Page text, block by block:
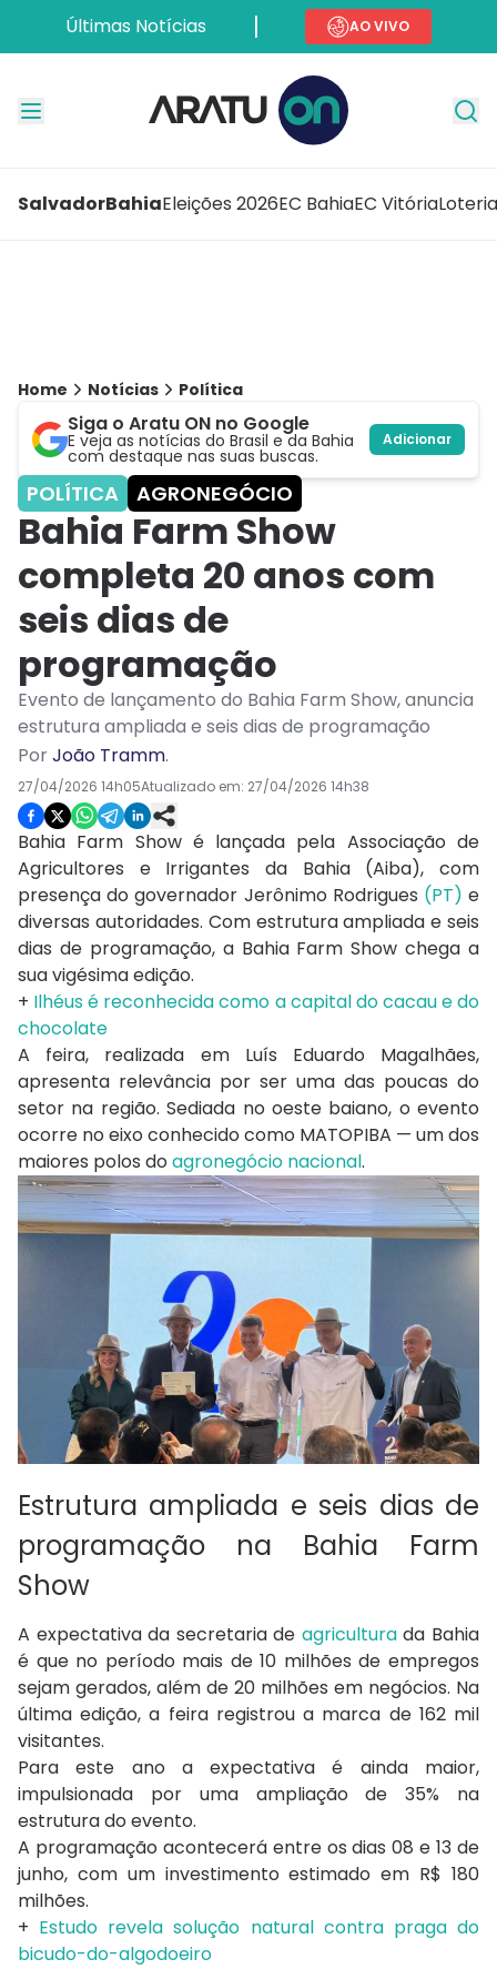
Últimas Notícias AO VIVO
SalvadorBahiaEleições 2026EC BahiaEC Vitória
Home Notícias Política
Siga o Aratu ON no Google
E veja as notícias do Brasil e da Bahia
com destaque nas suas buscas.
Adicionar
POLÍTICA AGRONEGÓCIO
Bahia Farm Show
completa 20 anos com
seis dias de
programação
Evento de lançamento do Bahia Farm Show, anuncia
estrutura ampliada e seis dias de programação
PorJoão Tramm.
27/04/2026 14h05Atualizado em: 27/04/2026 14h38
Bahia Farm Show é lançada pela Associação de
Agricultores e Irrigantes da Bahia (Aiba), com
presença do governador Jerônimo Rodrigues (PT) e
diversas autoridades. Com estrutura ampliada e seis
dias de programação, a Bahia Farm Show chega a
sua vigésima edição.
+ Ilhéus é reconhecida como a capital do cacau e do
chocolate
A feira, realizada em Luís Eduardo Magalhães,
apresenta relevância por ser uma das poucas do
setor na região. Sediada no oeste baiano, o evento
ocorre no eixo conhecido como MATOPIBA — um dos
maiores polos do agronegócio nacional.
Estrutura ampliada e seis dias de
programação na Bahia Farm
Show
A expectativa da secretaria de agriculturada Bahia
é que no período mais de 10 milhões de empregos
sejam gerados, além de 20 milhões em negócios. Na
última edição, a feira registrou a marca de 162 mil
visitantes.
Para este ano a expectativa é ainda maior,
impulsionada por uma ampliação de 35% na
estrutura do evento.
A programação acontecerá entre os dias 08 e 13 de
junho, com um investimento estimado em R$ 180
milhões.
+ Estudo revela solução natural contra praga do
bicudo-do-algodoeiro